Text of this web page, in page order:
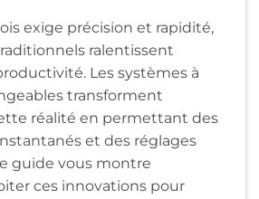
exige précision et rapidité,
ralentissent
Les systèmes à
transforment
réalité en permettant des
et des réglages
guide vous montre
ces innovations pour